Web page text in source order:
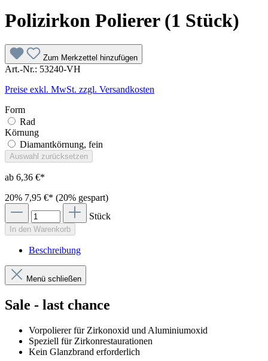
Polizirkon Polierer (1 Stück)
Zum Merkzettel hinzufügen
Art.-Nr.: 53240-VH
Preise exkl. MwSt. zzgl. Versandkosten
Form
Rad
Körnung
Diamantkörnung, fein
Auswahl zurücksetzen
ab 6,36 €*
20% 7,95 €* (20% gespart)
Stück
In den Warenkorb
Beschreibung
Menü schließen
Sale - last chance
Vorpolierer für Zirkonoxid und Aluminiumoxid
Speziell für Zirkonrestaurationen
Kein Glanzbrand erforderlich